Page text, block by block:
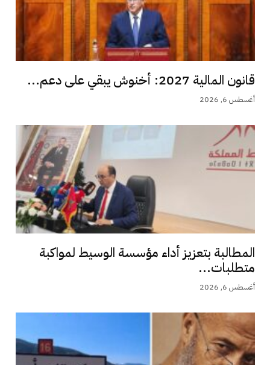
قانون المالية 2027: أخنوش يبقي على دعم...
أغسطس 6, 2026
المطالبة بتعزيز أداء مؤسسة الوسيط لمواكبة
متطلبات...
أغسطس 6, 2026